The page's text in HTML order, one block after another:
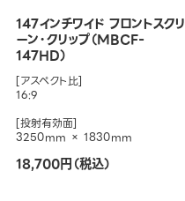
147インチワイド フロントスクリ
ーン・クリップ（MBCF-
147HD）
[アスペクト比]
16:9
[投射有効面]
3250mm × 1830mm
18,700円（税込）